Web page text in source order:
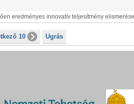
eredményes innovatív teljesítmény
10 Ugrás